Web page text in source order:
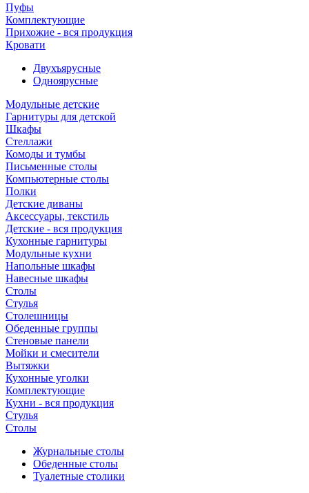
Пуфы
Комплектующие
Прихожие - вся продукция
Кровати
Двухъярусные
Одноярусные
Модульные детские
Гарнитуры для детской
Шкафы
Стеллажи
Комоды и тумбы
Письменные столы
Компьютерные столы
Полки
Детские диваны
Аксессуары, текстиль
Детские - вся продукция
Кухонные гарнитуры
Модульные кухни
Напольные шкафы
Навесные шкафы
Столы
Стулья
Столешницы
Обеденные группы
Стеновые панели
Мойки и смесители
Вытяжки
Кухонные уголки
Комплектующие
Кухни - вся продукция
Стулья
Столы
Журнальные столы
Обеденные столы
Туалетные столики